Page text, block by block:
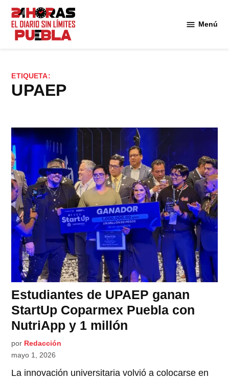
Saltar
contenido
Menú
ETIQUETA:
UPAEP
Estudiantes de UPAEP ganan
StartUp Coparmex Puebla con
NutriApp y 1 millón
por Redacción
mayo 1, 2026
La innovación universitaria volvió a colocarse en